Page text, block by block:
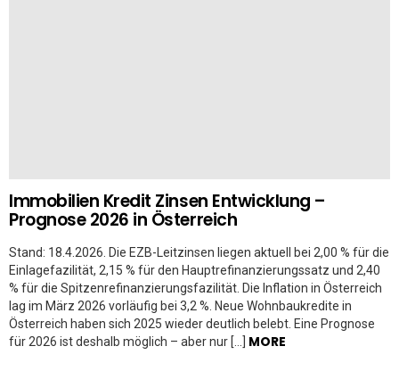
Immobilien Kredit Zinsen Entwicklung –
Prognose 2026 in Österreich
Stand: 18.4.2026. Die EZB-Leitzinsen liegen aktuell bei 2,00 % für die
Einlagefazilität, 2,15 % für den Hauptrefinanzierungssatz und 2,40
% für die Spitzenrefinanzierungsfazilität. Die Inflation in Österreich
lag im März 2026 vorläufig bei 3,2 %. Neue Wohnbaukredite in
Österreich haben sich 2025 wieder deutlich belebt. Eine Prognose
für 2026 ist deshalb möglich – aber nur […] MORE